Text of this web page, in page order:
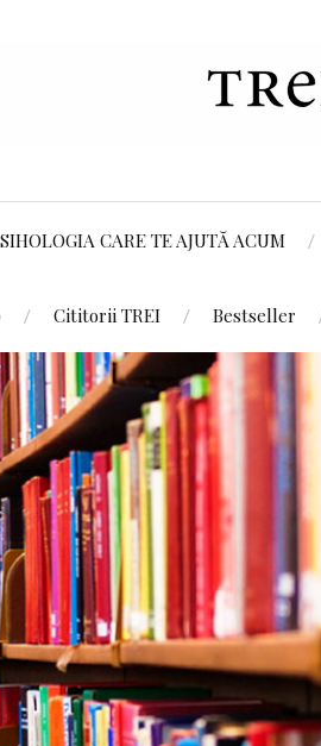
CARE TE AJUTĂ ACUM
Cititorii TREI Bestseller